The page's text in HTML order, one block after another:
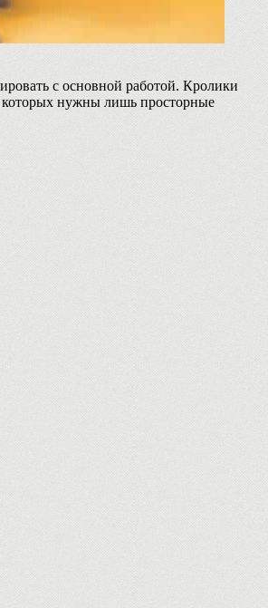
с основной работой. Кролики
нужны лишь просторные